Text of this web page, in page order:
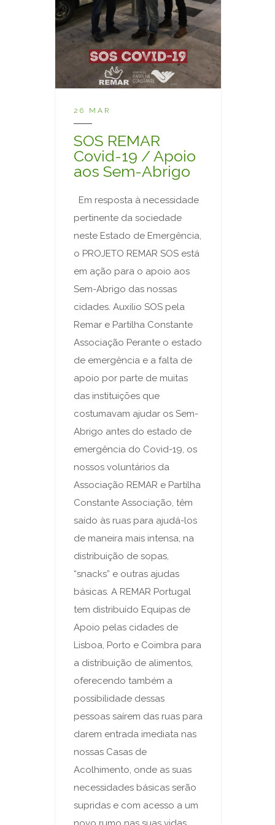
26 MAR
SOS REMAR
Covid-19 / Apoio
aos Sem-Abrigo
Em resposta à necessidade
pertinente da sociedade
neste Estado de Emergência,
o PROJETO REMAR SOS está
em ação para o apoio aos
Sem-Abrigo das nossas
cidades. Auxilio SOS pela
Remar e Partilha Constante
Associação Perante o estado
de emergência e a falta de
apoio por parte de muitas
das instituições que
costumavam ajudar os Sem-
Abrigo antes do estado de
emergência do Covid-19, os
nossos voluntários da
Associação REMAR e Partilha
Constante Associação, têm
saído às ruas para ajudá-los
de maneira mais intensa, na
distribuição de sopas,
“snacks” e outras ajudas
básicas. A REMAR Portugal
tem distribuído Equipas de
Apoio pelas cidades de
Lisboa, Porto e Coimbra para
a distribuição de alimentos,
oferecendo também a
possibilidade dessas
pessoas saírem das ruas para
darem entrada imediata nas
nossas Casas de
Acolhimento, onde as suas
necessidades básicas serão
supridas e com acesso a um